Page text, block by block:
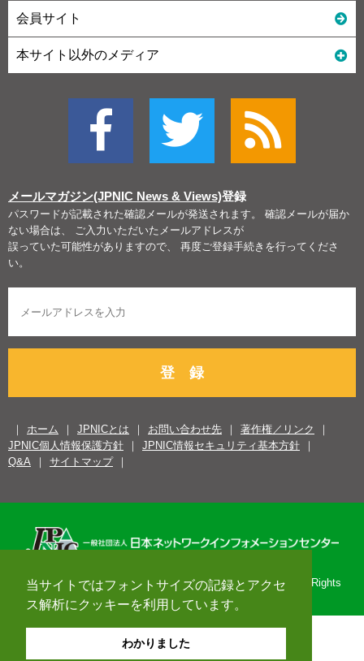
当サイトではフォントサイズの記録とアクセ
ス解析にクッキーを利用しています。
わかりました
会員サイト
本サイト以外のメディア
メールマガジン(JPNIC News & Views)登録
パスワードが記載された確認メールが発送されます。 確認メールが届か
ない場合は、 ご入力いただいたメールアドレスが
誤っていた可能性がありますので、 再度ご登録手続きを行ってくださ
い。
登 録
ホーム JPNICとは お問い合わせ先
著作権／リンク
JPNIC個人情報保護方針
JPNIC情報セキュリティ基本方針
Q&A
サイトマップ
Copyright© 1996-2026 Japan Network Information Center. All Rights
Reserved.